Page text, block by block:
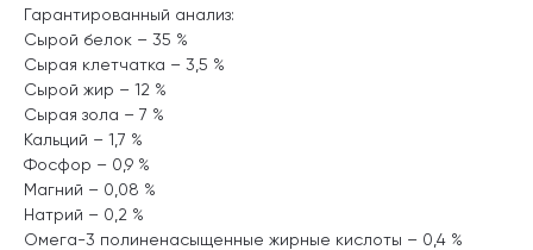
Гарантированный анализ:
Сырой белок – 35 %
Сырая клетчатка – 3,5 %
Сырой жир – 12 %
Сырая зола – 7 %
Кальций – 1,7 %
Фосфор – 0,9 %
Магний – 0,08 %
Натрий – 0,2 %
Омега-3 полиненасыщенные жирные кислоты – 0,4 %